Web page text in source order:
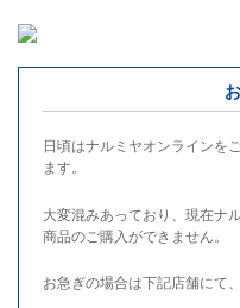
日頃はナルミヤオンラインを
ます。
大変混みあっており、現在ナ
商品のご購入ができません。
お急ぎの場合は下記店舗にて